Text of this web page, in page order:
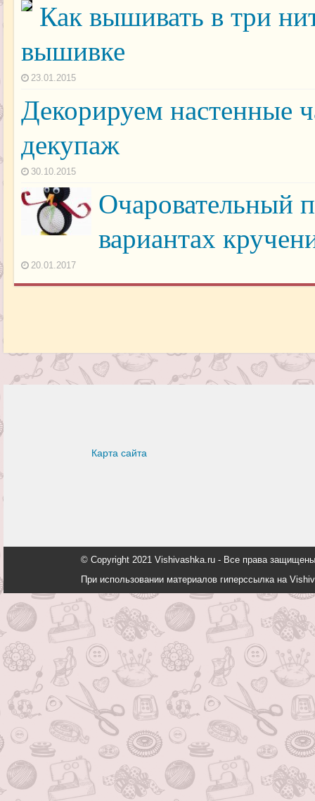
Как вышивать в три
вышивке
23.01.2015
Декорируем настенные
декупаж
30.10.2015
Очаровательный
вариантах
20.01.2017
Карта сайта
© Copyright 2021 Vishivashka.ru - Все права
При использовании материалов гиперссылка на